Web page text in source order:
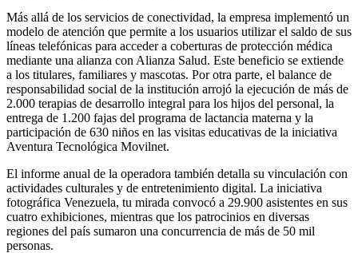
Más allá de los servicios de conectividad, la empresa implementó un
modelo de atención que permite a los usuarios utilizar el saldo de sus
líneas telefónicas para acceder a coberturas de protección médica
mediante una alianza con Alianza Salud. Este beneficio se extiende
a los titulares, familiares y mascotas. Por otra parte, el balance de
responsabilidad social de la institución arrojó la ejecución de más de
2.000 terapias de desarrollo integral para los hijos del personal, la
entrega de 1.200 fajas del programa de lactancia materna y la
participación de 630 niños en las visitas educativas de la iniciativa
Aventura Tecnológica Movilnet.
El informe anual de la operadora también detalla su vinculación con
actividades culturales y de entretenimiento digital. La iniciativa
fotográfica Venezuela, tu mirada convocó a 29.900 asistentes en sus
cuatro exhibiciones, mientras que los patrocinios en diversas
regiones del país sumaron una concurrencia de más de 50 mil
personas.